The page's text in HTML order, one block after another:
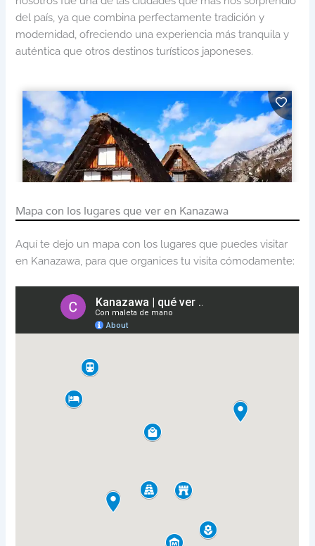
del país, ya que combina perfectamente tradición y
modernidad, ofreciendo una experiencia más tranquila y
auténtica que otros destinos turísticos japoneses.
Mapa con los lugares que ver en Kanazawa
Aquí te dejo un mapa con los lugares que puedes visitar
en Kanazawa, para que organices tu visita cómodamente: